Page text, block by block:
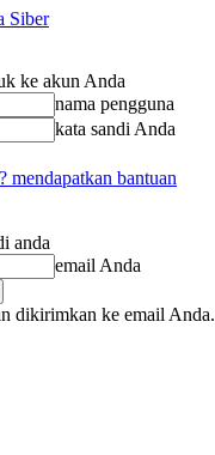
Siber
ke akun Anda
nama pengguna
kata sandi Anda
mendapatkan bantuan
anda
email Anda
dikirimkan ke email Anda.